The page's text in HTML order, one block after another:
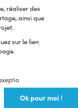
réaliser des
ainsi que
sur le lien
Ok pour moi !